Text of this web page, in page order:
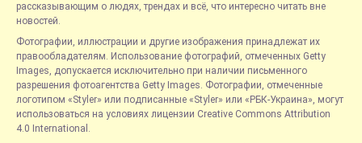
рассказывающим о людях, трендах и всё, что интересно читать вне
новостей.
Фотографии, иллюстрации и другие изображения принадлежат их
правообладателям. Использование фотографий, отмеченных Getty
Images, допускается исключительно при наличии письменного
разрешения фотоагентства Getty Images. Фотографии, отмеченные
логотипом «Styler» или подписанные «Styler» или «РБК-Украина», могут
использоваться на условиях лицензии Creative Commons Attribution
4.0 International.